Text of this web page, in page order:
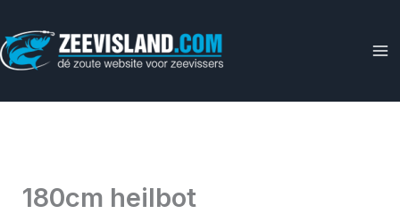
naar
de
180cm heilbot